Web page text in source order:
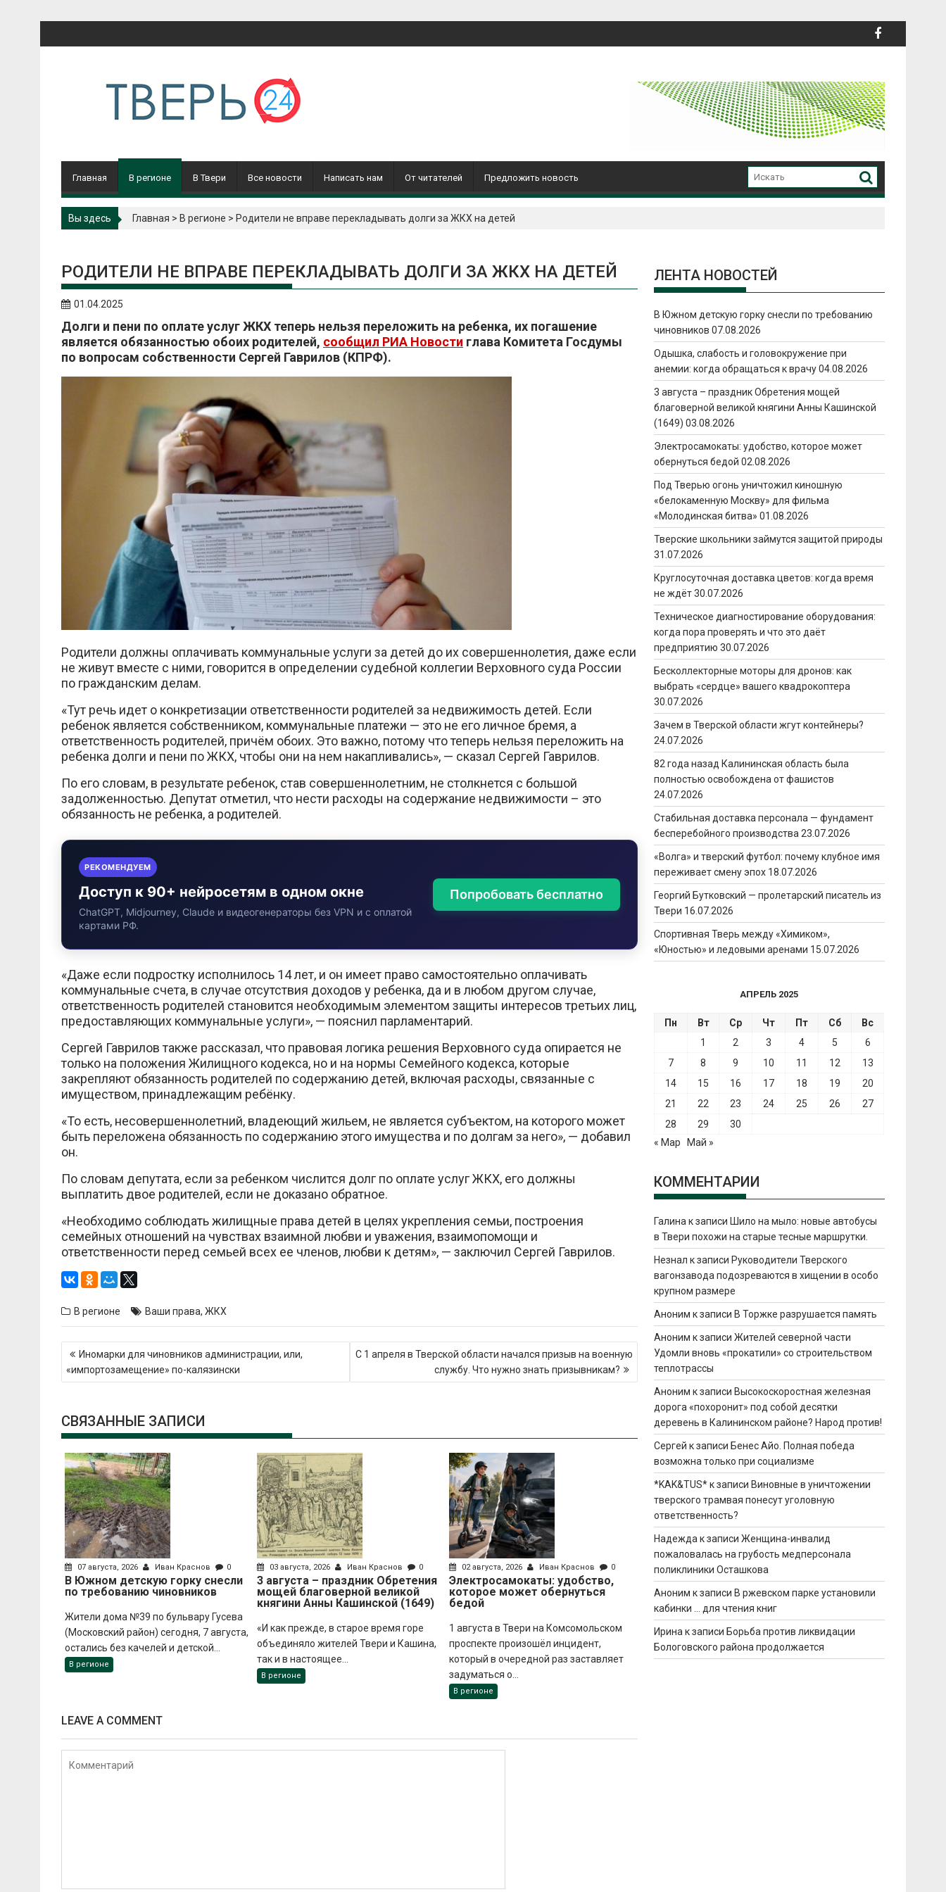
Главная В регионе В Твери Все новости Написать нам От читателей Предложить новость
Вы здесь Главная > В регионе > Родители не вправе перекладывать долги за ЖКХ на детей
РОДИТЕЛИ НЕ ВПРАВЕ ПЕРЕКЛАДЫВАТЬ ДОЛГИ ЗА ЖКХ НА ДЕТЕЙ
01.04.2025
Долги и пени по оплате услуг ЖКХ теперь нельзя переложить на ребенка, их погашение
является обязанностью обоих родителей, сообщил РИА Новости глава Комитета Госдумы
по вопросам собственности Сергей Гаврилов (КПРФ).
Родители должны оплачивать коммунальные услуги за детей до их совершеннолетия, даже если
не живут вместе с ними, говорится в определении судебной коллегии Верховного суда России
по гражданским делам.
«Тут речь идет о конкретизации ответственности родителей за недвижимость детей. Если
ребенок является собственником, коммунальные платежи — это не его личное бремя, а
ответственность родителей, причём обоих. Это важно, потому что теперь нельзя переложить на
ребенка долги и пени по ЖКХ, чтобы они на нем накапливались», — сказал Сергей Гаврилов.
По его словам, в результате ребенок, став совершеннолетним, не столкнется с большой
задолженностью. Депутат отметил, что нести расходы на содержание недвижимости – это
обязанность не ребенка, а родителей.
РЕКОМЕНДУЕМ
Доступ к 90+ нейросетям в одном окне
ChatGPT, Midjourney, Claude и видеогенераторы без VPN и с оплатой
картами РФ.
Попробовать бесплатно
«Даже если подростку исполнилось 14 лет, и он имеет право самостоятельно оплачивать
коммунальные счета, в случае отсутствия доходов у ребенка, да и в любом другом случае,
ответственность родителей становится необходимым элементом защиты интересов третьих лиц,
предоставляющих коммунальные услуги», — пояснил парламентарий.
Сергей Гаврилов также рассказал, что правовая логика решения Верховного суда опирается не
только на положения Жилищного кодекса, но и на нормы Семейного кодекса, которые
закрепляют обязанность родителей по содержанию детей, включая расходы, связанные с
имуществом, принадлежащим ребёнку.
«То есть, несовершеннолетний, владеющий жильем, не является субъектом, на которого может
быть переложена обязанность по содержанию этого имущества и по долгам за него», — добавил
он.
По словам депутата, если за ребенком числится долг по оплате услуг ЖКХ, его должны
выплатить двое родителей, если не доказано обратное.
«Необходимо соблюдать жилищные права детей в целях укрепления семьи, построения
семейных отношений на чувствах взаимной любви и уважения, взаимопомощи и
ответственности перед семьей всех ее членов, любви к детям», — заключил Сергей Гаврилов.
В регионе Ваши права, ЖКХ
Навигация
по
записям
Иномарки для чиновников администрации, или,
«импортозамещение» по-калязински
С 1 апреля в Тверской области начался призыв на военную
службу. Что нужно знать призывникам?
СВЯЗАННЫЕ ЗАПИСИ
07 августа, 2026 Иван Краснов 0
В Южном детскую горку снесли
по требованию чиновников
Жители дома №39 по бульвару Гусева
(Московский район) сегодня, 7 августа,
остались без качелей и детской...
В регионе
03 августа, 2026 Иван Краснов 0
3 августа – праздник Обретения
мощей благоверной великой
княгини Анны Кашинской (1649)
«И как прежде, в старое время горе
объединяло жителей Твери и Кашина,
так и в настоящее...
В регионе
02 августа, 2026 Иван Краснов 0
Электросамокаты: удобство,
которое может обернуться
бедой
1 августа в Твери на Комсомольском
проспекте произошёл инцидент,
который в очередной раз заставляет
задуматься о...
В регионе
LEAVE A COMMENT
ЛЕНТА НОВОСТЕЙ
В Южном детскую горку снесли по требованию
чиновников 07.08.2026
Одышка, слабость и головокружение при
анемии: когда обращаться к врачу 04.08.2026
3 августа – праздник Обретения мощей
благоверной великой княгини Анны Кашинской
(1649) 03.08.2026
Электросамокаты: удобство, которое может
обернуться бедой 02.08.2026
Под Тверью огонь уничтожил киношную
«белокаменную Москву» для фильма
«Молодинская битва» 01.08.2026
Тверские школьники займутся защитой природы
31.07.2026
Круглосуточная доставка цветов: когда время
не ждёт 30.07.2026
Техническое диагностирование оборудования:
когда пора проверять и что это даёт
предприятию 30.07.2026
Бесколлекторные моторы для дронов: как
выбрать «сердце» вашего квадрокоптера
30.07.2026
Зачем в Тверской области жгут контейнеры?
24.07.2026
82 года назад Калининская область была
полностью освобождена от фашистов
24.07.2026
Стабильная доставка персонала — фундамент
бесперебойного производства 23.07.2026
«Волга» и тверский футбол: почему клубное имя
переживает смену эпох 18.07.2026
Георгий Бутковский — пролетарский писатель из
Твери 16.07.2026
Спортивная Тверь между «Химиком»,
«Юностью» и ледовыми аренами 15.07.2026
АПРЕЛЬ 2025
Пн Вт Ср Чт Пт Сб
Вс
1
2 3 4 5
6
7
8 9 10 11 12
13
14
15 16 17 18 19
20
21
22 23 24 25 26
27
28
29
30
« Мар
Май »
КОММЕНТАРИИ
Галина к записи Шило на мыло: новые автобусы
в Твери похожи на старые тесные маршрутки.
Незнал к записи Руководители Тверского
вагонзавода подозреваются в хищении в особо
крупном размере
Аноним к записи В Торжке разрушается память
Аноним к записиЖителей северной части
Удомли вновь «прокатили» со строительством
теплотрассы
Аноним к записи Высокоскоростная железная
дорога «похоронит» под собой десятки
деревень в Калининском районе? Народ против!
Сергей к записи Бенес Айо. Полная победа
возможна только при социализме
*KAK&TUS*к записи Виновные в уничтожении
тверского трамвая понесут уголовную
ответственность?
Надежда к записиЖенщина-инвалид
пожаловалась на грубость медперсонала
поликлиники Осташкова
Аноним к записи В ржевском парке установили
кабинки … для чтения книг
Ирина к записи Борьба против ликвидации
Бологовского района продолжается